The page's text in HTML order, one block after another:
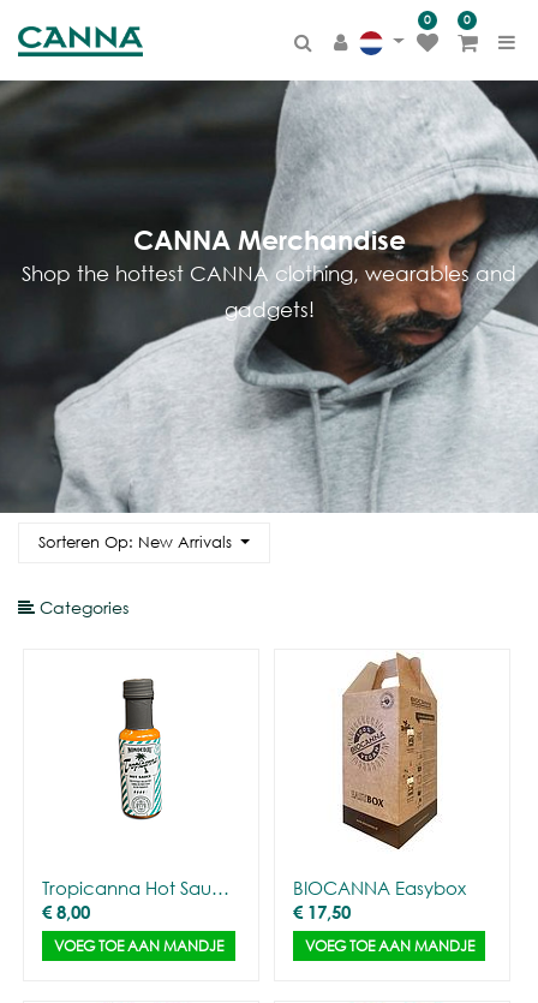
0 0
CANNA Merchandise
Shop the hottest CANNA clothing, wearables and
gadgets!
Sorteren Op: New Arrivals
Categories
PRODUCT
Alle producten
CANNA COCO
CANNA HYDRO
Additieven
Overige
Merchandise
Tropicanna Hot Sauce – Limited Edition
€8,00
VOEG TOE AAN MANDJE
BIOCANNA Easybox
€ 17,50
VOEG TOE AAN MANDJE